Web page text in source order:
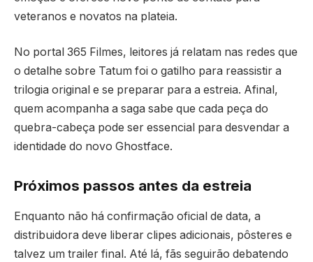
veteranos e novatos na plateia.
No portal 365 Filmes, leitores já relatam nas redes que
o detalhe sobre Tatum foi o gatilho para reassistir a
trilogia original e se preparar para a estreia. Afinal,
quem acompanha a saga sabe que cada peça do
quebra-cabeça pode ser essencial para desvendar a
identidade do novo Ghostface.
Próximos passos antes da estreia
Enquanto não há confirmação oficial de data, a
distribuidora deve liberar clipes adicionais, pôsteres e
talvez um trailer final. Até lá, fãs seguirão debatendo